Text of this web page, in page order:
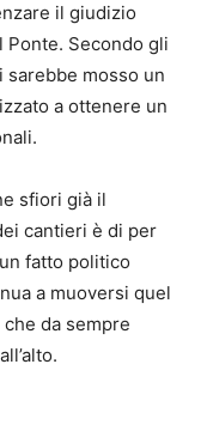
il giudizio
Secondo gli
sarebbe mosso un
a ottenere un
sfiori già il
cantieri è di per
fatto politico
a muoversi quel
da sempre